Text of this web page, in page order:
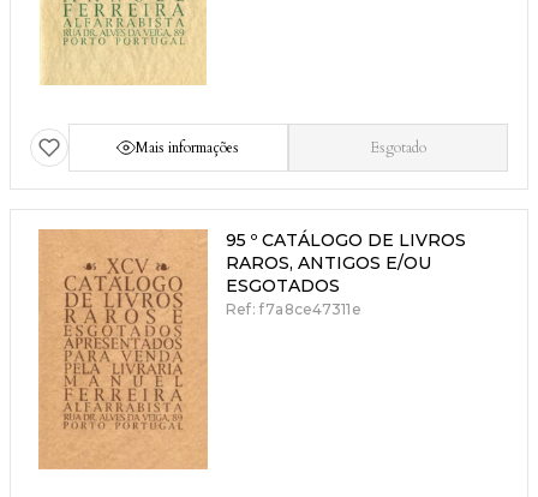
Mais informações Esgotado
95 º CATÁLOGO DE LIVROS
RAROS, ANTIGOS E/OU
ESGOTADOS
Ref: f7a8ce47311e